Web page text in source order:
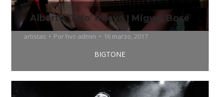
Alberto ‘Tolo’ Pueyo | Miguel Bosé
artistas Por hvc-admin 16 marzo, 2017
BIGTONE